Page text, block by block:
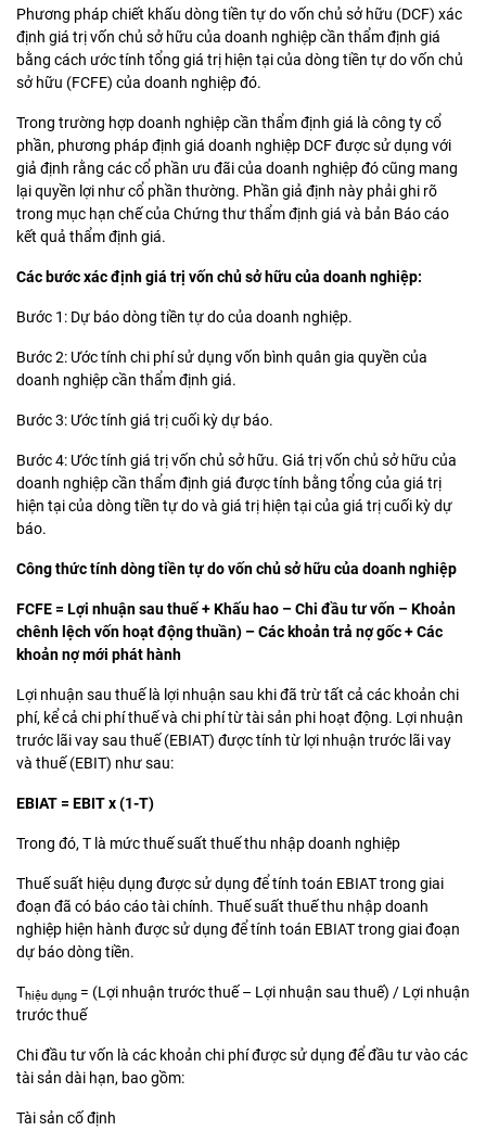
Phương pháp chiết khấu dòng tiền tự do vốn chủ sở hữu (DCF) xác
định giá trị vốn chủ sở hữu của doanh nghiệp cần thẩm định giá
bằng cách ước tính tổng giá trị hiện tại của dòng tiền tự do vốn chủ
sở hữu (FCFE) của doanh nghiệp đó.
Trong trường hợp doanh nghiệp cần thẩm định giá là công ty cổ
phần, phương pháp định giá doanh nghiệp DCF được sử dụng với
giả định rằng các cổ phần ưu đãi của doanh nghiệp đó cũng mang
lại quyền lợi như cổ phần thường. Phần giả định này phải ghi rõ
trong mục hạn chế của Chứng thư thẩm định giá và bản Báo cáo
kết quả thẩm định giá.
Các bước xác định giá trị vốn chủ sở hữu của doanh nghiệp:
Bước 1: Dự báo dòng tiền tự do của doanh nghiệp.
Bước 2: Ước tính chi phí sử dụng vốn bình quân gia quyền của
doanh nghiệp cần thẩm định giá.
Bước 3: Ước tính giá trị cuối kỳ dự báo.
Bước 4: Ước tính giá trị vốn chủ sở hữu. Giá trị vốn chủ sở hữu của
doanh nghiệp cần thẩm định giá được tính bằng tổng của giá trị
hiện tại của dòng tiền tự do và giá trị hiện tại của giá trị cuối kỳ dự
báo.
Công thức tính dòng tiền tự do vốn chủ sở hữu của doanh nghiệp
FCFE = Lợi nhuận sau thuế + Khấu hao – Chi đầu tư vốn – Khoản
chênh lệch vốn hoạt động thuần) – Các khoản trả nợ gốc + Các
khoản nợ mới phát hành
Lợi nhuận sau thuế là lợi nhuận sau khi đã trừ tất cả các khoản chi
phí, kể cả chi phí thuế và chi phí từ tài sản phi hoạt động. Lợi nhuận
trước lãi vay sau thuế (EBIAT) được tính từ lợi nhuận trước lãi vay
và thuế (EBIT) như sau:
EBIAT = EBIT x (1-T)
Trong đó, T là mức thuế suất thuế thu nhập doanh nghiệp
Thuế suất hiệu dụng được sử dụng để tính toán EBIAT trong giai
đoạn đã có báo cáo tài chính. Thuế suất thuế thu nhập doanh
nghiệp hiện hành được sử dụng để tính toán EBIAT trong giai đoạn
dự báo dòng tiền.
Thiệu dụng = (Lợi nhuận trước thuế – Lợi nhuận sau thuế) / Lợi nhuận
trước thuế
Chi đầu tư vốn là các khoản chi phí được sử dụng để đầu tư vào các
tài sản dài hạn, bao gồm:
Tài sản cố định